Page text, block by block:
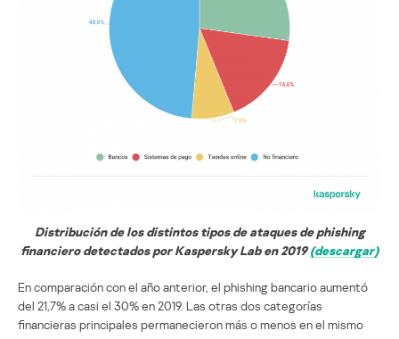
Distribución de los distintos tipos de ataques de phishing
financiero detectados por Kaspersky Lab en 2019(descargar)
En comparación con el año anterior, el phishing bancario aumentó
del 21,7% a casi el 30% en 2019. Las otras dos categorías
financieras principales permanecieron más o menos en el mismo